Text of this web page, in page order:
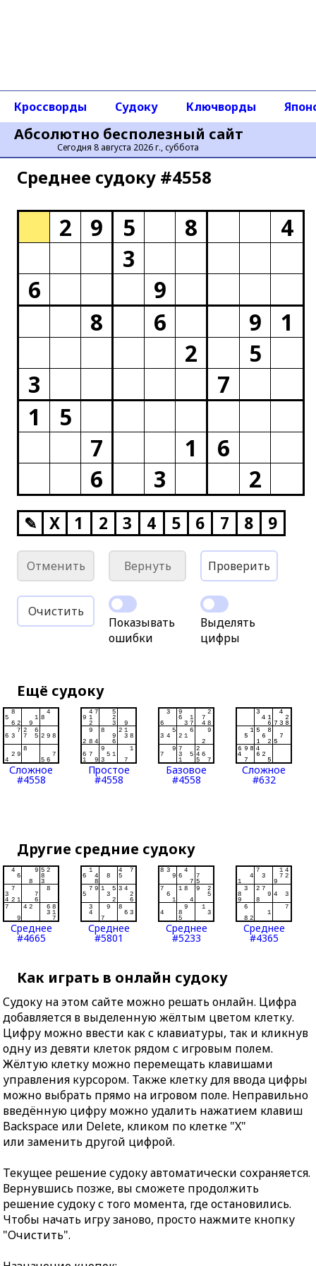
Абсолютно бесполезный сайт
Сегодня 8 августа 2026 г., суббота
Кроссворды Судоку Ключворды
Среднее cудоку #4558
2 9 5 8
4
3
6
9
8
6 9
1
2
5
3
7
1
5
7
1
6
6
3 2
✎ X 1 2 3 4 5 6 7 8 9
Отменить Вернуть Проверить
Очистить
Показывать
ошибки
Выделять
цифры
Ещё судоку
Сложное
#4558
Простое
#4558
Базовое
#4558
Сложное
#632
Другие средние судоку
Среднее
#4665
Среднее
#5801
Среднее
#5233
Среднее
#4365
Как играть в онлайн судоку
Судоку на этом сайте можно решать онлайн. Цифра
добавляется в выделенную жёлтым цветом клетку.
Цифру можно ввести как с клавиатуры, так и кликнув
одну из девяти клеток рядом с игровым полем.
Жёлтую клетку можно перемещать клавишами
управления курсором. Также клетку для ввода цифры
можно выбрать прямо на игровом поле. Неправильно
введённую цифру можно удалить нажатием клавиш
Backspace или Delete, кликом по клетке "X"
или заменить другой цифрой.
Текущее решение судоку автоматически сохраняется.
Вернувшись позже, вы сможете продолжить
решение судоку с того момента, где остановились.
Чтобы начать игру заново, просто нажмите кнопку
"Очистить".